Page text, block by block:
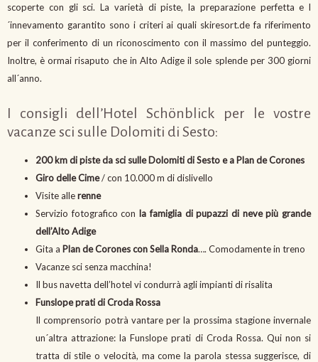
scoperte con gli sci. La varietà di piste, la preparazione perfetta e l
´innevamento garantito sono i criteri ai quali skiresort.de fa riferimento
per il conferimento di un riconoscimento con il massimo del punteggio.
Inoltre, è ormai risaputo che in Alto Adige il sole splende per 300 giorni
all´anno.
I consigli dell’Hotel Schönblick per le vostre
vacanze sci sulle Dolomiti di Sesto:
200 km di piste da sci sulle Dolomiti di Sesto e a Plan de Corones
Giro delle Cime/ con 10.000 m di dislivello
Visite allerenne
Servizio fotografico con la famiglia di pupazzi di neve più grande
dell’Alto Adige
Gita a Plan de Corones con Sella Ronda…. Comodamente in treno
Vacanze sci senza macchina!
Il bus navetta dell’hotel vi condurrà agli impianti di risalita
Funslope prati di Croda Rossa
Il comprensorio potrà vantare per la prossima stagione invernale
un´altra attrazione: la Funslope prati di Croda Rossa. Qui non si
tratta di stile o velocità, ma come la parola stessa suggerisce, di